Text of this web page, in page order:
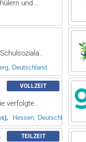
und ..
Deutschland
VOLLZEIT
verfolgte..
Hessen, Deutschland
TEILZEIT